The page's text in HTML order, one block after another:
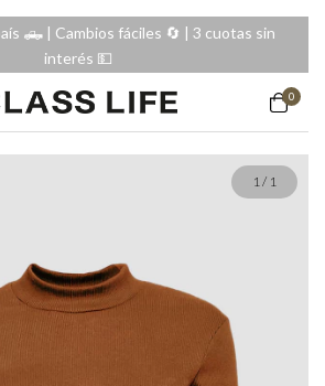
🛻 | Cambios fáciles 🔄️ | 3 cuotas sin
interés 💵
0
1/ 1